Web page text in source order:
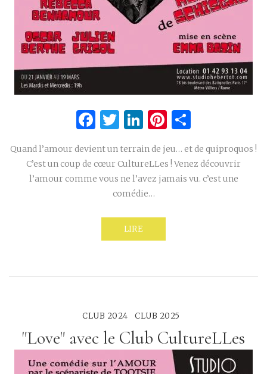
Facebook
Twitter
LinkedIn
Pinterest
Quand l’amour devient un terrain de jeu… et de quiproquos !
C’est un coup de cœur CultureLLes ! Venez découvrir
l’amour comme vous ne l’avez jamais vu. c’est une
comédie…
LIRE
CLUB 2024 CLUB 2025
"Love" avec le Club CultureLLes